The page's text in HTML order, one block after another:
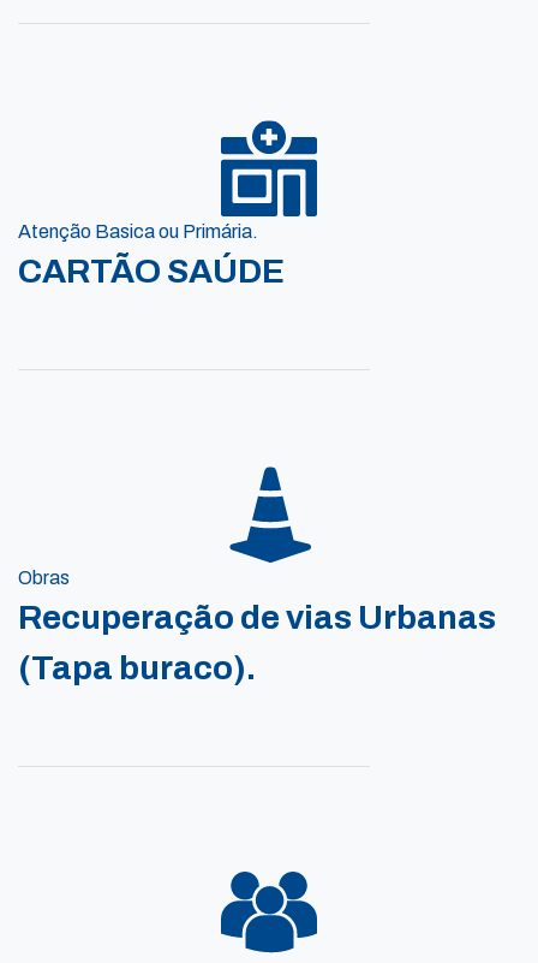
Atenção Basica ou Primária.
CARTÃO SAÚDE
Obras
Recuperação de vias Urbanas
(Tapa buraco).